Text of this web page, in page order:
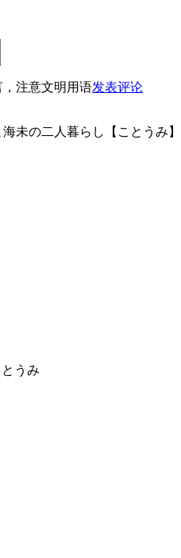
注意文明用语发表评论
海未の二人暮らし【ことうみ
うみ